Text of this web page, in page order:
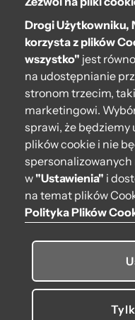
O bag
Pomoc
Moje O bag
Kontakt
222 571 414
bok@obagstore.pl
WhatsApp O bag
Pon.-pt. w godz 08:00 -
Obserwuj nas
© 2026 O bag.
Drogi Użytkowniku,
korzysta z plików
wszystko" jest
na udostępnianie
stronom trzecim,
marketingowi.
sprawi, że będziemy
plików cookie i nie
spersonalizowanych
w"Ustawienia" i
na temat plików
Polityka Plików